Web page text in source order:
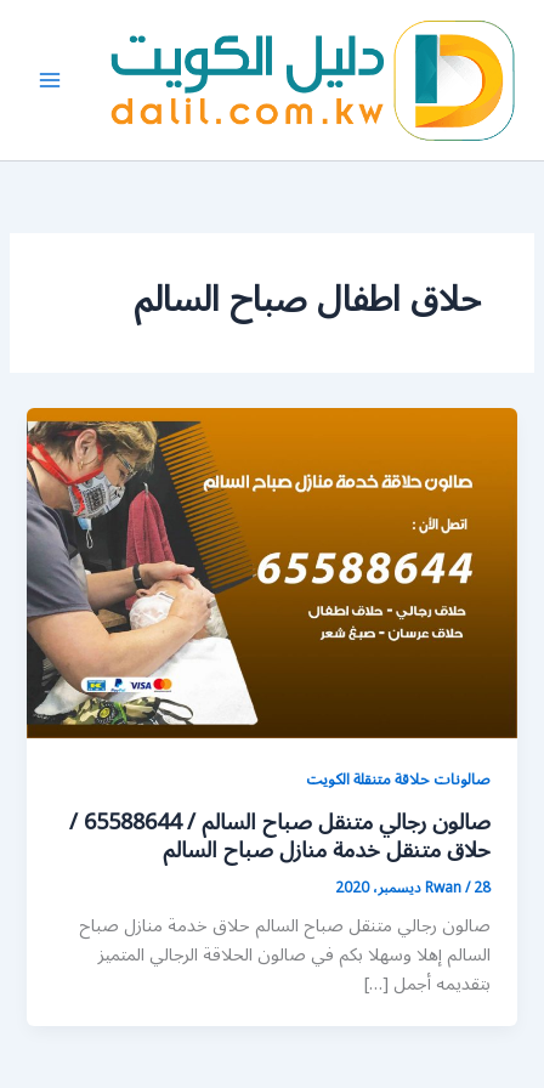
المحتوى
حلاق اطفال صباح السالم
صالونات حلاقة متنقلة الكويت
صالون رجالي متنقل صباح السالم / 65588644 /
حلاق متنقل خدمة منازل صباح السالم
Rwan/28 ديسمبر، 2020
صالون رجالي متنقل صباح السالم حلاق خدمة منازل صباح
السالم إهلا وسهلا بكم في صالون الحلاقة الرجالي المتميز
بتقديمه أجمل […]